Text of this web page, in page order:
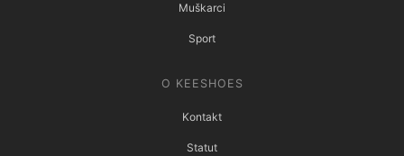
Muškarci
Sport
O KEESHOES
Kontakt
Statut